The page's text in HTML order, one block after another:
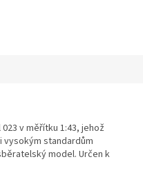
v měřítku 1:43, jehož
standardům
model. Určen k